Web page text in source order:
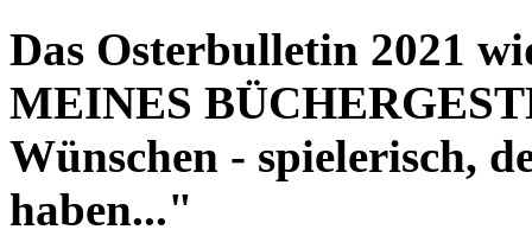
Das Osterbulletin 2021
MEINES
Wünschen - spielerisch,
haben..."